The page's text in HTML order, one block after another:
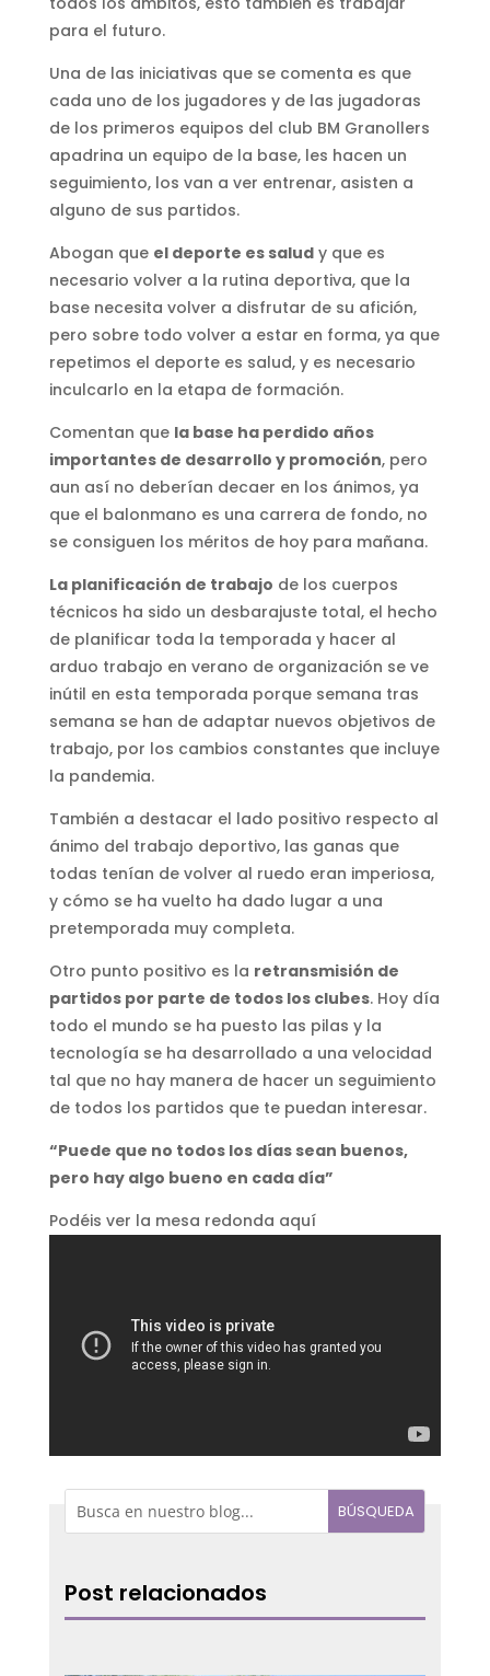
para el futuro.
Una de las iniciativas que se comenta es que
cada uno de los jugadores y de las jugadoras
de los primeros equipos del club BM Granollers
apadrina un equipo de la base, les hacen un
seguimiento, los van a ver entrenar, asisten a
alguno de sus partidos.
Abogan que el deporte es saludy que es
necesario volver a la rutina deportiva, que la
base necesita volver a disfrutar de su afición,
pero sobre todo volver a estar en forma, ya que
repetimos el deporte es salud, y es necesario
inculcarlo en la etapa de formación.
Comentan que la base ha perdido años
importantes de desarrollo y promoción, pero
aun así no deberían decaer en los ánimos, ya
que el balonmano es una carrera de fondo, no
se consiguen los méritos de hoy para mañana.
La planificación de trabajo de los cuerpos
técnicos ha sido un desbarajuste total, el hecho
de planificar toda la temporada y hacer al
arduo trabajo en verano de organización se ve
inútil en esta temporada porque semana tras
semana se han de adaptar nuevos objetivos de
trabajo, por los cambios constantes que incluye
la pandemia.
También a destacar el lado positivo respecto al
ánimo del trabajo deportivo, las ganas que
todas tenían de volver al ruedo eran imperiosa,
y cómo se ha vuelto ha dado lugar a una
pretemporada muy completa.
Otro punto positivo es la retransmisión de
partidos por parte de todos los clubes. Hoy día
todo el mundo se ha puesto las pilas y la
tecnología se ha desarrollado a una velocidad
tal que no hay manera de hacer un seguimiento
de todos los partidos que te puedan interesar.
“Puede que no todos los días sean buenos,
pero hay algo bueno en cada día”
Podéis ver la mesa redonda aquí
Post relacionados